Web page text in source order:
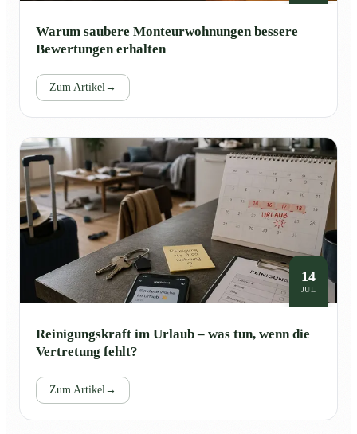
Warum saubere Monteurwohnungen bessere
Bewertungen erhalten
Zum Artikel→
14
JUL
Reinigungskraft im Urlaub – was tun, wenn die
Vertretung fehlt?
Zum Artikel→